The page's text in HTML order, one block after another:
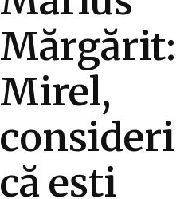
Mărgărit:
Mirel,
consideri
că ești